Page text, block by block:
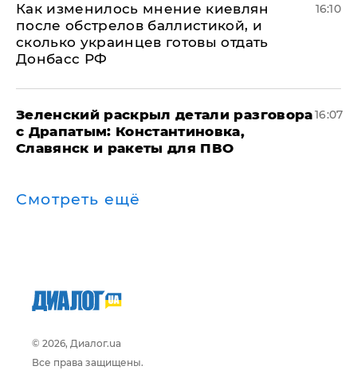
Как изменилось мнение киевлян
после обстрелов баллистикой, и
сколько украинцев готовы отдать
Донбасс РФ
16:10
​Зеленский раскрыл детали разговора
с Драпатым: Константиновка,
Славянск и ракеты для ПВО
16:07
Смотреть ещё
© 2026, Диалог.ua
Все права защищены.